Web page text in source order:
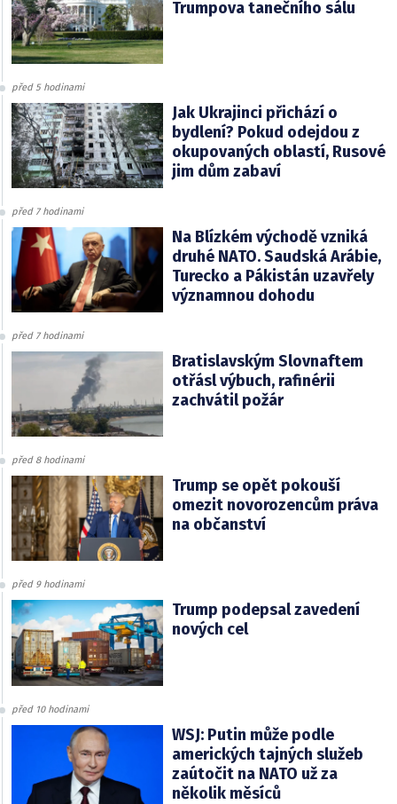
Trumpova tanečního sálu
před 5 hodinami
Jak Ukrajinci přichází o
bydlení? Pokud odejdou z
okupovaných oblastí, Rusové
jim dům zabaví
před 7 hodinami
Na Blízkém východě vzniká
druhé NATO. Saudská Arábie,
Turecko a Pákistán uzavřely
významnou dohodu
před 7 hodinami
Bratislavským Slovnaftem
otřásl výbuch, rafinérii
zachvátil požár
před 8 hodinami
Trump se opět pokouší
omezit novorozencům práva
na občanství
před 9 hodinami
Trump podepsal zavedení
nových cel
před 10 hodinami
WSJ: Putin může podle
amerických tajných služeb
zaútočit na NATO už za
několik měsíců